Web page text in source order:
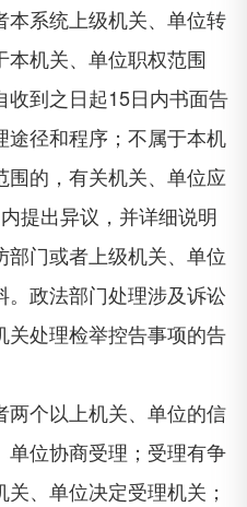
本系统上级机关、单位转
机关、单位职权范围
收到之日起15日内书面告
途径和程序；不属于本机
的，有关机关、单位应
提出异议，并详细说明
门或者上级机关、单位
政法部门处理涉及诉讼
处理检举控告事项的告
个以上机关、单位的信
位协商受理；受理有争
、单位决定受理机关；